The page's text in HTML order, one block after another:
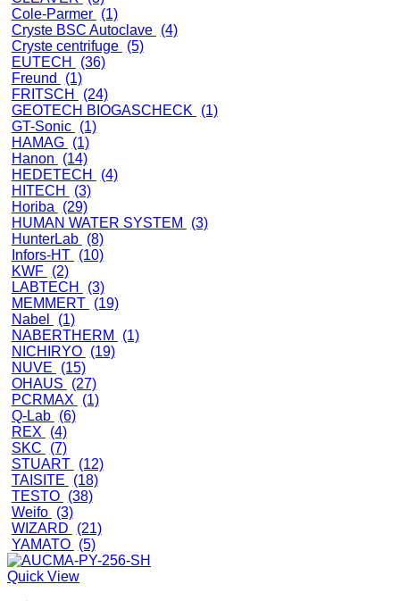
Cole-Parmer (1)
Cryste BSC Autoclave (4)
Cryste centrifuge (5)
EUTECH
(36)
Freund
(1)
FRITSCH
(24)
GEOTECH BIOGASCHECK
(1)
GT-Sonic (1)
HAMAG (1)
Hanon
(14)
HEDETECH
(4)
HITECH
(3)
Horiba
(29)
HUMAN WATER SYSTEM
(3)
HunterLab (8)
Infors-HT (10)
KWF (2)
LABTECH
(3)
MEMMERT (19)
Nabel
(1)
NABERTHERM
(1)
NICHIRYO (19)
NUVE
(15)
OHAUS
(27)
PCRMAX
(1)
Q-Lab (6)
REX
(4)
SKC
(7)
STUART (12)
TAISITE
(18)
TESTO (38)
Weifo (3)
WIZARD
(21)
YAMATO (5)
Quick View